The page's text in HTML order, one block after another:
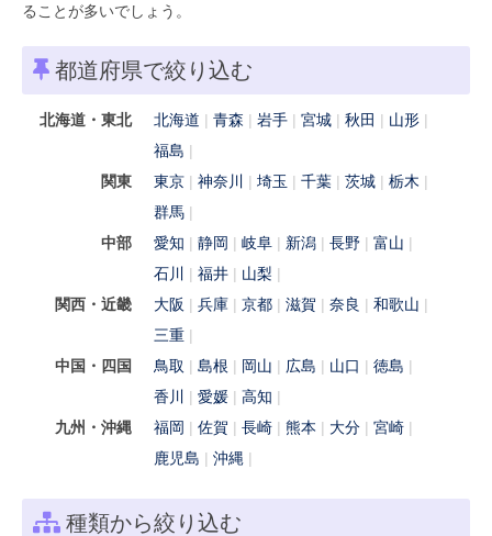
ることが多いでしょう。
都道府県で絞り込む
北海道・東北 北海道 青森 岩手 宮城 秋田
山形
福島
関東
東京 神奈川 埼玉 千葉 茨城
栃木
群馬
中部
愛知 静岡 岐阜 新潟 長野
富山
石川
福井
山梨
関西・近畿
大阪 兵庫 京都 滋賀 奈良
和歌山
三重
中国・四国
鳥取 島根 岡山 広島 山口
徳島
香川
愛媛
高知
九州・沖縄
福岡 佐賀 長崎 熊本 大分
宮崎
鹿児島
沖縄
種類から絞り込む